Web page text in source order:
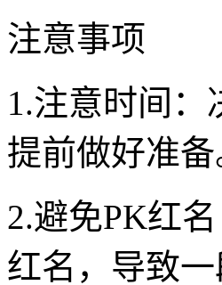
注意事项
1.注意时间
提前做好准备
2.避免PK红
红名，导致